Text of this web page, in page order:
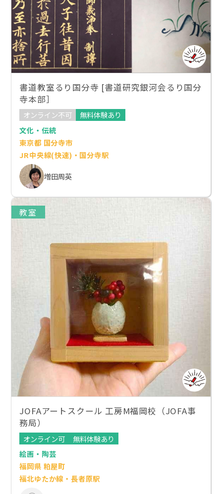
書道教室るり国分寺 [書道研究銀河会るり国分
寺本部］
オンライン不可
無料体験あり
文化・伝統
東京都 国分寺市
JR中央線(快速)・国分寺駅
増田周英
教室
JOFAアートスクール 工房M福岡校（JOFA事
務局）
オンライン可
無料体験あり
絵画・陶芸
福岡県 粕屋町
福北ゆたか線・長者原駅